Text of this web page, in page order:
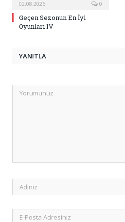
02.08.2026 0
Geçen Sezonun En İyi
Oyunları IV
YANITLA